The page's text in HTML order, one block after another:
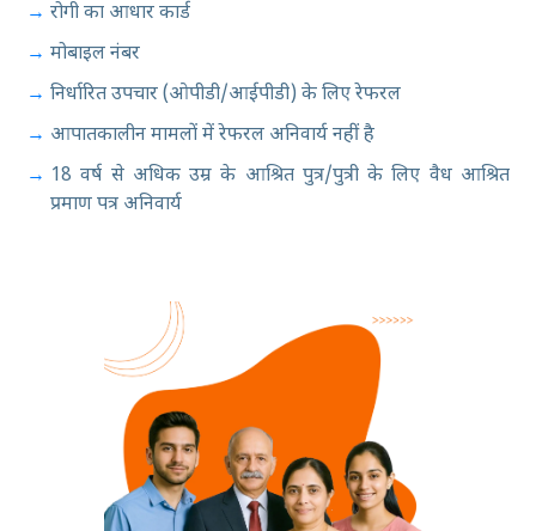
रोगी का आधार कार्ड
मोबाइल नंबर
निर्धारित उपचार (ओपीडी/आईपीडी) के लिए रेफरल
आपातकालीन मामलों में रेफरल अनिवार्य नहीं है
18 वर्ष से अधिक उम्र के आश्रित पुत्र/पुत्री के लिए वैध आश्रित
प्रमाण पत्र अनिवार्य